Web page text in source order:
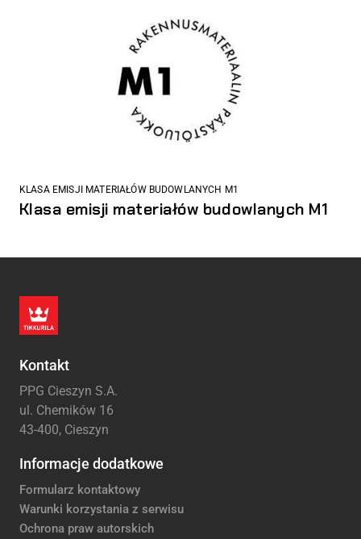
KLASA EMISJI MATERIAŁÓW BUDOWLANYCH M1
Klasa emisji materiałów budowlanych M1
Kontakt
PPG Cieszyn S.A.
ul. Chemików 16
43-400, Cieszyn
Informacje dodatkowe
Formularz kontaktowy
Warunki korzystania z serwisu
Ochrona praw autorskich